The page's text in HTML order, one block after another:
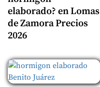
elaborado? en Lomas
de Zamora Precios
2026